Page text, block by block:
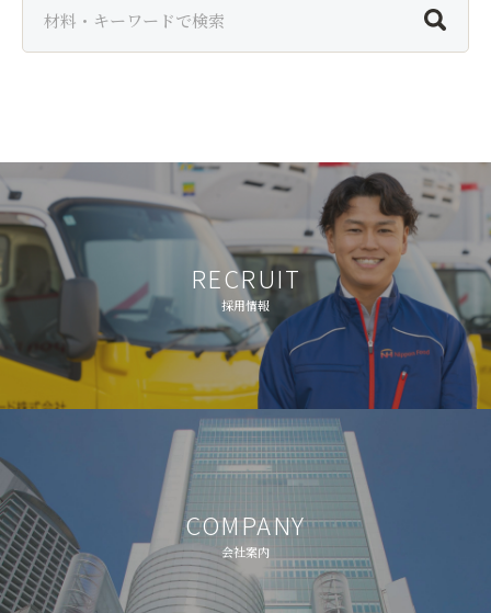
RECRUIT
採用情報
COMPANY
会社案内